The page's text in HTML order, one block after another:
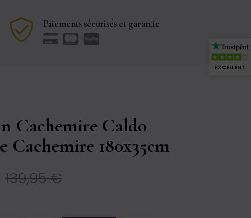
EXCELLENT
Paiements sécurisés et garantie
Cachemire Caldo
180x35cm
139,95 €